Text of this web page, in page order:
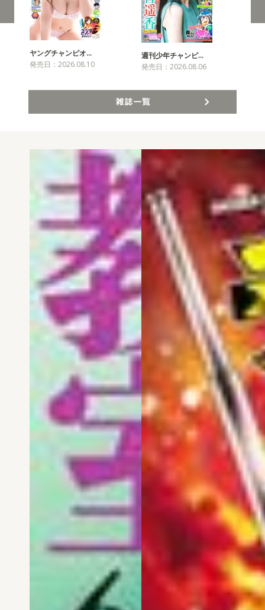
ヤングチャンピオ…
発売日：2026.08.10
週刊少年チャンピ…
発売日：2026.08.06